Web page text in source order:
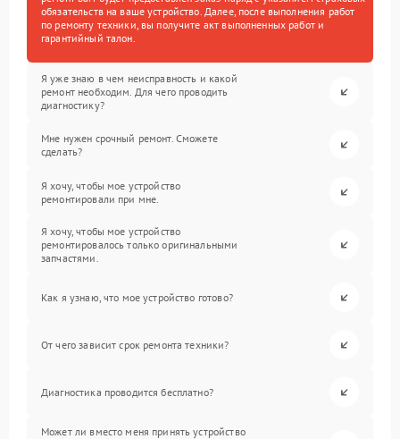
обязательств на ваше устройство. Далее, после выполнения работ
по ремонту техники, вы получите акт выполненных работ и
гарантийный талон.
Я уже знаю в чем неисправность и какой
ремонт необходим. Для чего проводить
диагностику?
Мне нужен срочный ремонт. Сможете
сделать?
Я хочу, чтобы мое устройство
ремонтировали при мне.
Я хочу, чтобы мое устройство
ремонтировалось только оригинальными
запчастями.
Как я узнаю, что мое устройство готово?
От чего зависит срок ремонта техники?
Диагностика проводится бесплатно?
Может ли вместо меня принять устройство